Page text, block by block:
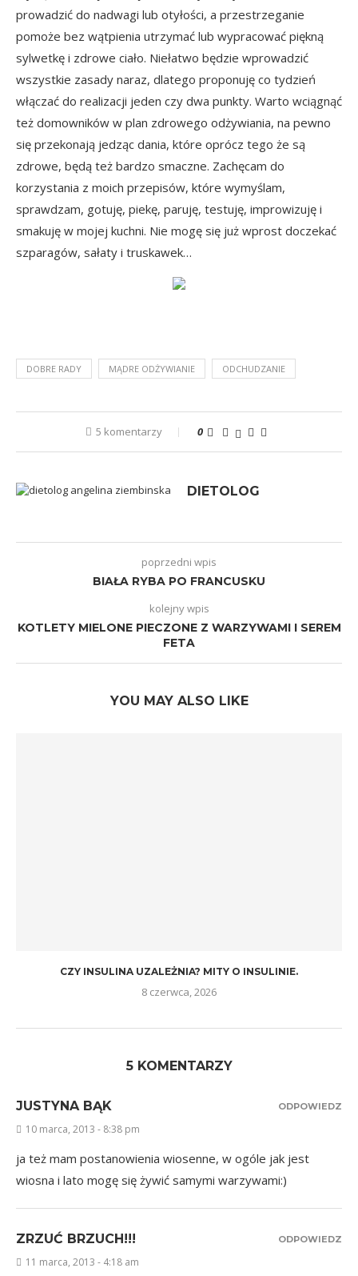
prowadzić do nadwagi lub otyłości, a przestrzeganie
pomoże bez wątpienia utrzymać lub wypracować piękną
sylwetkę i zdrowe ciało. Niełatwo będzie wprowadzić
wszystkie zasady naraz, dlatego proponuję co tydzień
włączać do realizacji jeden czy dwa punkty. Warto wciągnąć
też domowników w plan zdrowego odżywiania, na pewno
się przekonają jedząc dania, które oprócz tego że są
zdrowe, będą też bardzo smaczne. Zachęcam do
korzystania z moich przepisów, które wymyślam,
sprawdzam, gotuję, piekę, paruję, testuję, improwizuję i
smakuję w mojej kuchni. Nie mogę się już wprost doczekać
szparagów, sałaty i truskawek…
DOBRE RADY MĄDRE ODŻYWIANIE ODCHUDZANIE
5 komentarzy 0
DIETOLOG
poprzedni wpis
BIAŁA RYBA PO FRANCUSKU
kolejny wpis
KOTLETY MIELONE PIECZONE Z WARZYWAMI I SEREM
FETA
YOU MAY ALSO LIKE
CZY INSULINA UZALEŻNIA? MITY O INSULINIE.
8 czerwca, 2026
5 KOMENTARZY
JUSTYNA BĄK
10 marca, 2013 - 8:38 pm
ja też mam postanowienia wiosenne, w ogóle jak jest
wiosna i lato mogę się żywić samymi warzywami:)
ODPOWIEDZ
ZRZUĆ BRZUCH!!!
11 marca, 2013 - 4:18 am
ODPOWIEDZ